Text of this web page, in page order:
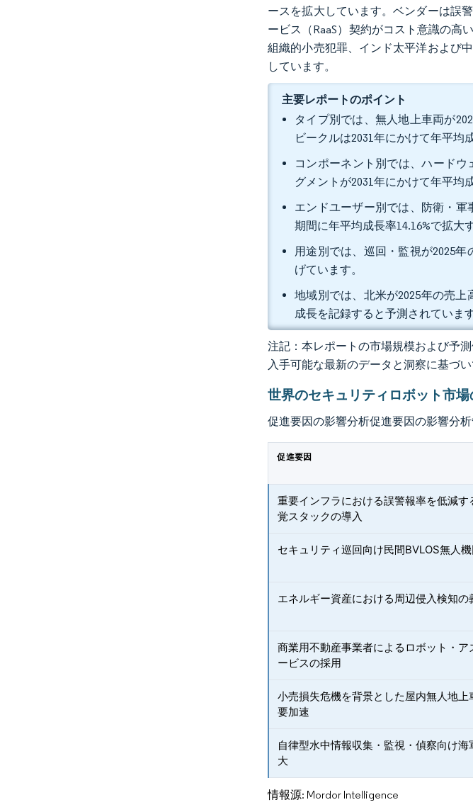
ースを拡大しています。ベンダーは誤
ービス（RaaS）契約がコスト意識の高
組織的小売犯罪、インド太平洋および
しています。
主要レポートのポイント
タイプ別では、無人地上車両が
ビークルは2031年にかけて年平均
コンポーネント別では、ハードウ
グメントが2031年にかけて年平均
エンドユーザー別では、防衛・軍
期間に年平均成長率14.16%で拡大
用途別では、巡回・監視が2025年
げています。
地域別では、北米が2025年の売上
成長を記録すると予測されています
注記：本レポートの市場規模および予
入手可能な最新のデータと洞察に基づい
世界のセキュリティロボット市
促進要因の影響分析促進要因の影響分析
促進要因
重要インフラにおける誤警報率を低減す
覚スタックの導入
セキュリティ巡回向け民間BVLOS無人
エネルギー資産における周辺侵入検知の
商業用不動産事業者によるロボット・ア
ービスの採用
小売損失危機を背景とした屋内無人地上
要加速
自律型水中情報収集・監視・偵察向け海
大
情報源: Mordor Intelligence